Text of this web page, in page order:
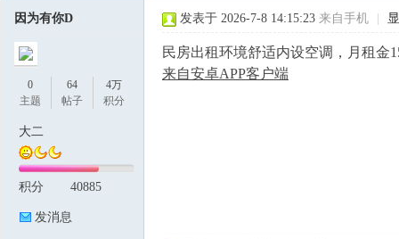
因为有你D
0
主题
64
帖子
4万
积分
大二
积分 40885
发消息
发表于 2026-7-8 14:15:23 来自手机
民房出租环境舒适内设空调，月租金
来自安卓APP客户端